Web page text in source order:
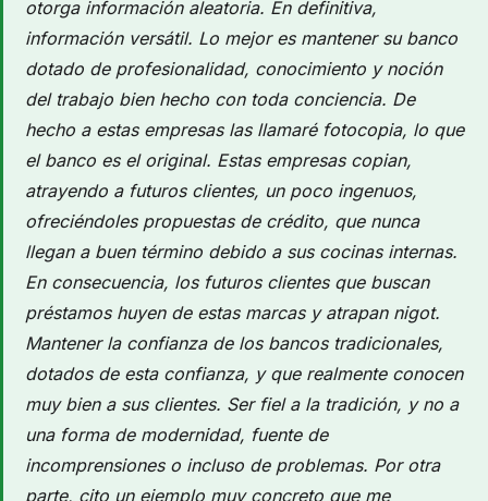
otorga información aleatoria. En definitiva,
información versátil. Lo mejor es mantener su banco
dotado de profesionalidad, conocimiento y noción
del trabajo bien hecho con toda conciencia. De
hecho a estas empresas las llamaré fotocopia, lo que
el banco es el original. Estas empresas copian,
atrayendo a futuros clientes, un poco ingenuos,
ofreciéndoles propuestas de crédito, que nunca
llegan a buen término debido a sus cocinas internas.
En consecuencia, los futuros clientes que buscan
préstamos huyen de estas marcas y atrapan nigot.
Mantener la confianza de los bancos tradicionales,
dotados de esta confianza, y que realmente conocen
muy bien a sus clientes. Ser fiel a la tradición, y no a
una forma de modernidad, fuente de
incomprensiones o incluso de problemas. Por otra
parte, cito un ejemplo muy concreto que me